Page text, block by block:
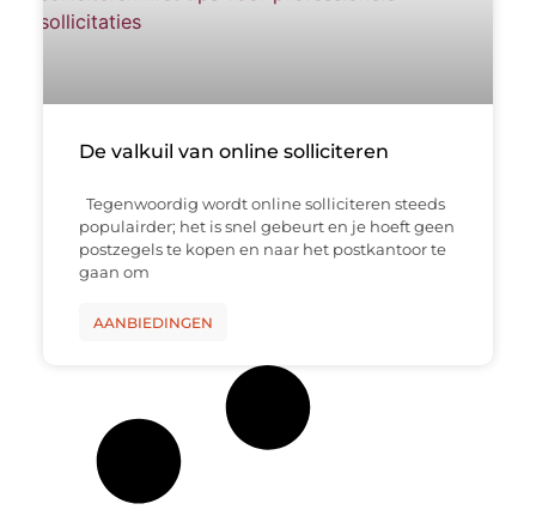
De valkuil van online solliciteren
Tegenwoordig wordt online solliciteren steeds
populairder; het is snel gebeurt en je hoeft geen
postzegels te kopen en naar het postkantoor te
gaan om
AANBIEDINGEN